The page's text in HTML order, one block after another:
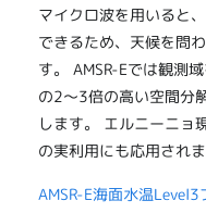
マイクロ波を用いると
できるため、天候を問
す。 AMSR-Eでは観測
の2～3倍の高い空間分
します。 エルニーニョ
の実利用にも応用されま
AMSR-E海面水温Level3